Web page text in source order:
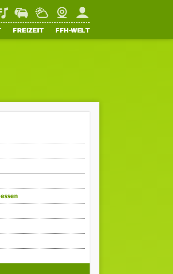
StaupilotWetterWebcamMein FFH
FREIZEIT FFH-WELT